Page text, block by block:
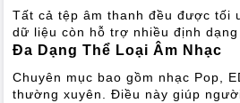
Tất cả tệp âm thanh đều được tối
dữ liệu còn hỗ trợ nhiều định
Đa Dạng Thể Loại Âm Nhạc
Chuyên mục bao gồm nhạc Pop,
thường xuyên. Điều này giúp